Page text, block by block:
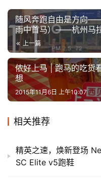
随风奔跑自由是方向
雨中首马）——杭州马
上一篇
侬好上马 | 跑马的吃货
想
2015年11月6日 上午10:07
相关推荐
精英之速，焕新登场
SC Elite v5跑鞋